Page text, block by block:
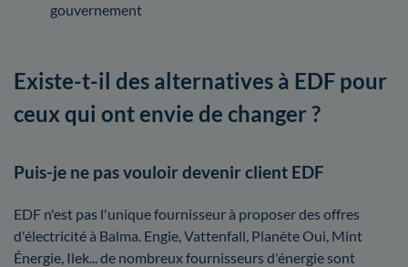
gouvernement
Existe-t-il des alternatives à EDF pour
ceux qui ont envie de changer ?
Puis-je ne pas vouloir devenir client EDF
EDF n'est pas l'unique fournisseur à proposer des offres
d'électricité à Balma. Engie, Vattenfall, Planète Oui, Mint
Énergie, Ilek... de nombreux fournisseurs d'énergie sont